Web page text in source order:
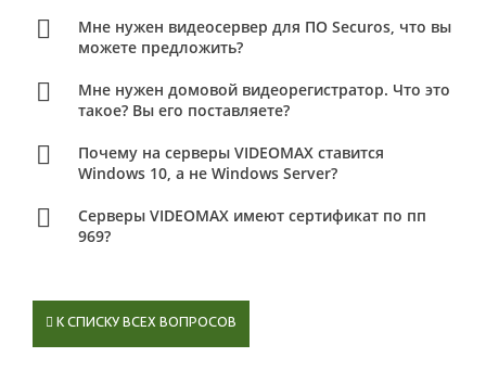
Мне нужен видеосервер для ПО Securos, что вы
можете предложить?
Мне нужен домовой видеорегистратор. Что это
такое? Вы его поставляете?
Почему на серверы VIDEOMAX ставится
Windows 10, а не Windows Server?
Серверы VIDEOMAX имеют сертификат по пп
969?
К СПИСКУ ВСЕХ ВОПРОСОВ